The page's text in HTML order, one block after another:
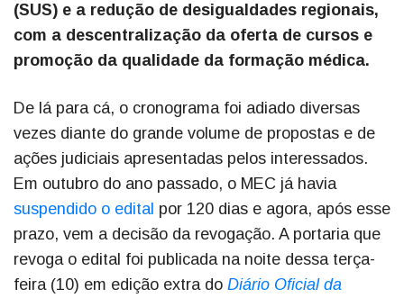
(SUS) e a redução de desigualdades regionais,
com a descentralização da oferta de cursos e
promoção da qualidade da formação médica.
De lá para cá, o cronograma foi adiado diversas
vezes diante do grande volume de propostas e de
ações judiciais apresentadas pelos interessados.
Em outubro do ano passado, o MEC já havia
suspendido o edital por 120 dias e agora, após esse
prazo, vem a decisão da revogação. A portaria que
revoga o edital foi publicada na noite dessa terça-
feira (10) em edição extra do Diário Oficial da